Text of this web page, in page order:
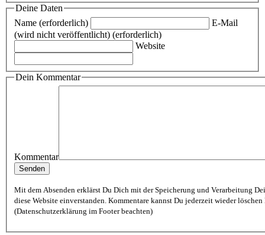
Deine Daten
Name (erforderlich)
E-Mail
(wird nicht veröffentlicht) (erforderlich)
Website
Dein Kommentar
Kommentar
Mit dem Absenden erklärst Du Dich mit der Speicherung und Verarbeitung
diese Website einverstanden. Kommentare kannst Du jederzeit wieder löschen lassen
(Datenschutzerklärung im Footer beachten)